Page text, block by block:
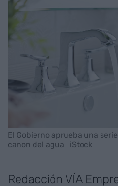
El Gobierno aprueba una
canon del agua | iStock
Redacción VÍA